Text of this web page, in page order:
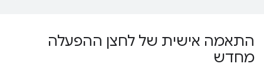
התאמה אישית של לחצן ההפעלה
מחדש